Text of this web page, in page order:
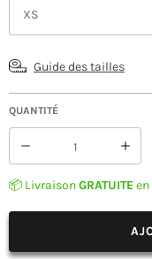
MORT
Guide des tailles
QUANTITÉ
Réduire
la
quantité
Manteau
Biker
la
📦 LivraisonGRATUITEen